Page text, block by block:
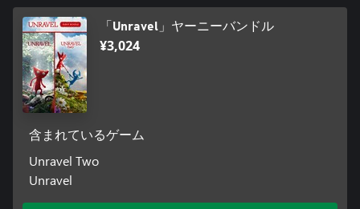
「Unravel」ヤーニーバンドル
¥3,024
含まれているゲーム
Unravel Two
Unravel